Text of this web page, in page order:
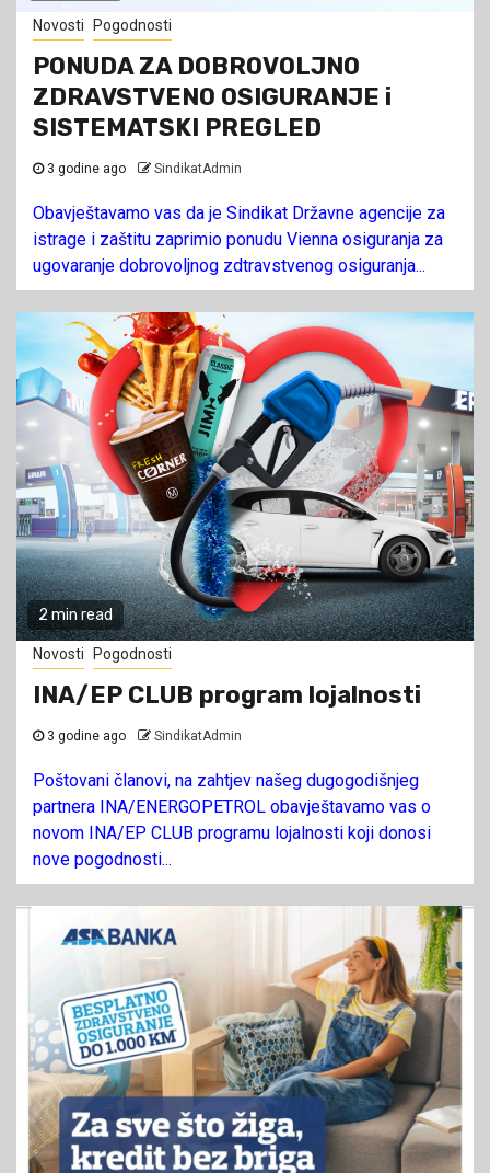
Novosti Pogodnosti
PONUDA ZA DOBROVOLJNO
ZDRAVSTVENO OSIGURANJE i
SISTEMATSKI PREGLED
3 godine ago SindikatAdmin
Obavještavamo vas da je Sindikat Državne agencije za
istrage i zaštitu zaprimio ponudu Vienna osiguranja za
ugovaranje dobrovoljnog zdtravstvenog osiguranja...
2 min read
Novosti Pogodnosti
INA/EP CLUB program lojalnosti
3 godine ago SindikatAdmin
Poštovani članovi, na zahtjev našeg dugogodišnjeg
partnera INA/ENERGOPETROL obavještavamo vas o
novom INA/EP CLUB programu lojalnosti koji donosi
nove pogodnosti...